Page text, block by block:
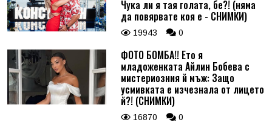
Чука ли я тая голата, бе?! (няма
да повярвате коя е - СНИМКИ)
19943 0
ФОТО БОМБА!! Ето я
младоженката Айлин Бобева с
мистериозния й мъж: Защо
усмивката е изчезнала от лицето
й?! (СНИМКИ)
16870 0